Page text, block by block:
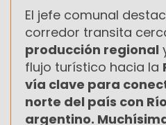
El jefe comunal
corredor transita
producción regional
flujo turístico hacia la
vía clave para
norte del país con
argentino.